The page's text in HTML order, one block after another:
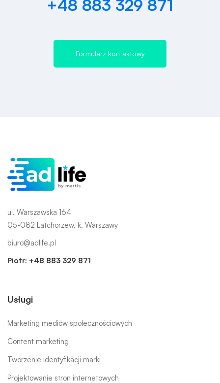
+48 883 329 871
Formularz kontaktowy
ul. Warszawska 164
05-082 Latchorzew, k. Warszawy
biuro@adlife.pl
Piotr: +48 883 329 871
Usługi
Marketing mediów społecznościowych
Content marketing
Tworzenie identyfikacji marki
Projektowanie stron internetowych